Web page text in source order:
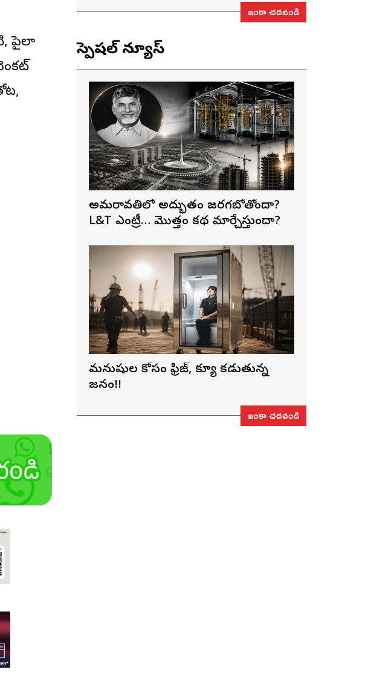
పైలా
ఇంకా చదవండి
స్పెషల్ న్యూస్
అమరావతిలో అద్భుతం జరగబోతోందా?
L&T ఎంట్రీ… మొత్తం కథ మార్చేస్తుందా?
మనుషుల కోసం ఫ్రిజ్, క్యూ కడుతున్న
జనం!!
ఇంకా చదవండి